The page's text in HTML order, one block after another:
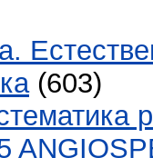
(603)